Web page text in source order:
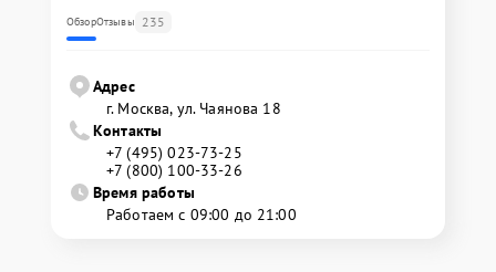
ОбзорОтзывы 235
Адрес
г. Москва, ул. Чаянова 18
Контакты
+7 (495) 023-73-25
+7 (800) 100-33-26
Время работы
Работаем с 09:00 до 21:00